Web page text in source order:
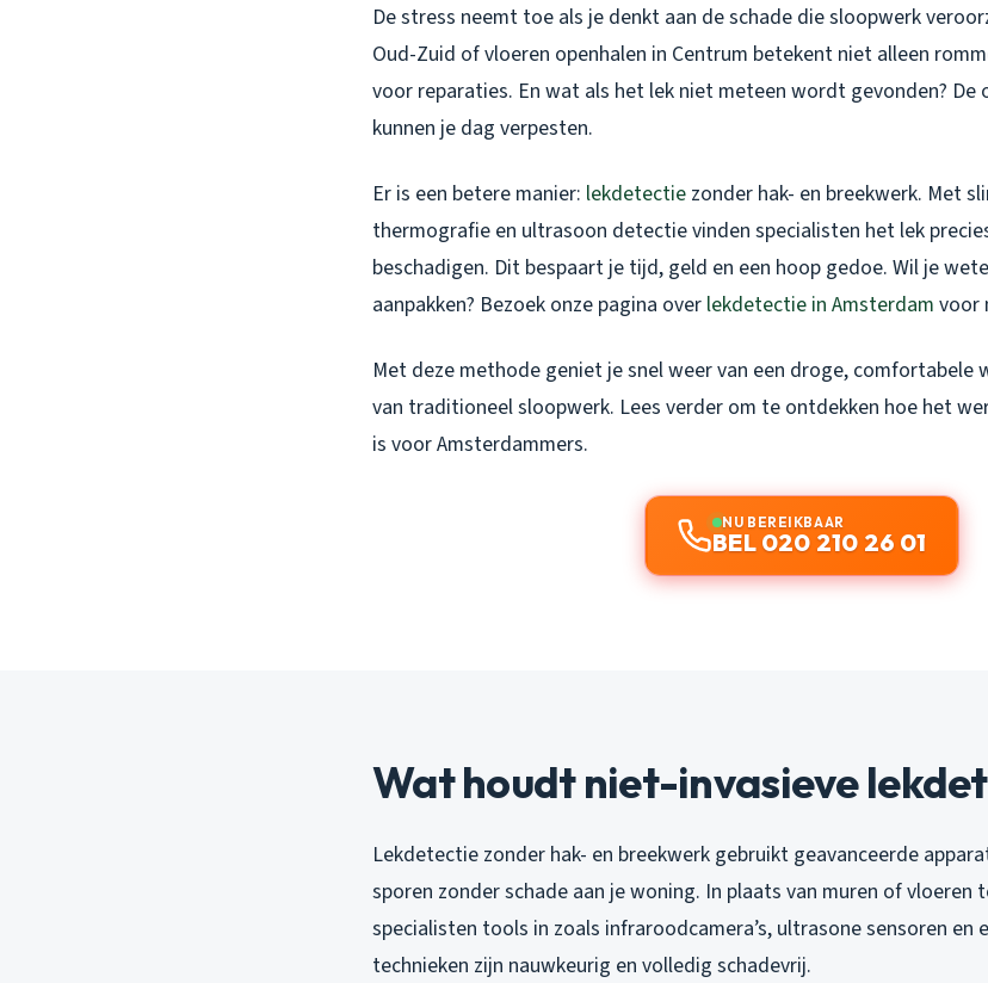
De stress neemt toe als je denkt aan de schade die sloopwerk
Oud-Zuid of vloeren openhalen in Centrum betekent niet alleen
voor reparaties. En wat als het lek niet meteen wordt gevonden?
kunnen je dag verpesten.
Er is een betere manier: lekdetectie zonder hak- en breekwerk. Met
thermografie en ultrasoon detectie vinden specialisten het lek
beschadigen. Dit bespaart je tijd, geld en een hoop gedoe. Wil je
aanpakken? Bezoek onze pagina over lekdetectie in Amsterdam voor
Met deze methode geniet je snel weer van een droge, comfortabele
van traditioneel sloopwerk. Lees verder om te ontdekken hoe het
is voor Amsterdammers.
NU BEREIKBAAR
BEL 020 210 26 01
Wat houdt niet-invasieve
Lekdetectie zonder hak- en breekwerk gebruikt geavanceerde
sporen zonder schade aan je woning. In plaats van muren of vloeren
specialisten tools in zoals infraroodcamera’s, ultrasone sensoren en
technieken zijn nauwkeurig en volledig schadevrij.